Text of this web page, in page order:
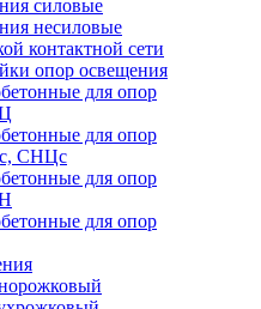
силовые
несиловые
контактной сети
опор освещения
для опор
для опор
СНЦс
для опор
для опор